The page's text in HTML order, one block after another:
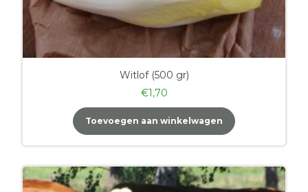
Witlof (500 gr)
€1,70
Toevoegen aan winkelwagen